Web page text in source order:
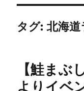
タグ:北海道
【鮭まぶ
よりイベ